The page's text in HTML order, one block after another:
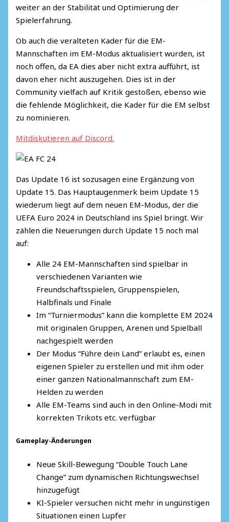
weiter an der Stabilität und Optimierung der
Spielerfahrung.
Ob auch die veralteten Kader für die EM-
Mannschaften im EM-Modus aktualisiert wurden, ist
noch offen, da EA dies aber nicht extra aufführt, ist
davon eher nicht auszugehen. Dies ist in der
Community vielfach auf Kritik gestoßen, ebenso wie
die fehlende Möglichkeit, die Kader für die EM selbst
zu nominieren.
Mitdiskutieren auf Discord.
Das Update 16 ist sozusagen eine Ergänzung von
Update 15. Das Hauptaugenmerk beim Update 15
wiederum liegt auf dem neuen EM-Modus, der die
UEFA Euro 2024 in Deutschland ins Spiel bringt. Wir
zählen die Neuerungen durch Update 15 noch mal
auf:
Alle 24 EM-Mannschaften sind spielbar in
verschiedenen Varianten wie
Freundschaftsspielen, Gruppenspielen,
Halbfinals und Finale
Im “Turniermodus” kann die komplette EM 2024
mit originalen Gruppen, Arenen und Spielball
nachgespielt werden
Der Modus “Führe dein Land” erlaubt es, einen
eigenen Spieler zu erstellen und mit ihm oder
einer ganzen Nationalmannschaft zum EM-
Helden zu werden
Alle EM-Teams sind auch in den Online-Modi mit
korrekten Trikots etc. verfügbar
Gameplay-Änderungen
Neue Skill-Bewegung “Double Touch Lane
Change” zum dynamischen Richtungswechsel
hinzugefügt
KI-Spieler versuchen nicht mehr in ungünstigen
Situationen einen Lupfer